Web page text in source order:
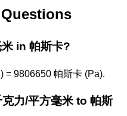
in 帕斯卡?
= 9806650 帕斯卡 (Pa).
力/平方毫米 to 帕斯